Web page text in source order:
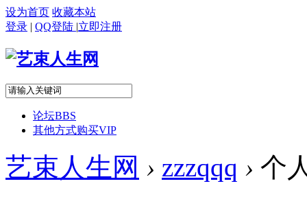
设为首页 收藏本站
登录 | QQ登陆 |立即注册
论坛BBS
其他方式购买VIP
艺束人生网 › zzzqqq › 个